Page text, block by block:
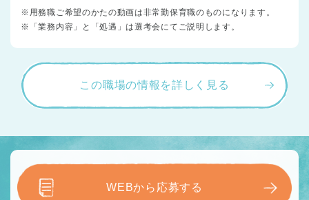
※用務職ご希望のかたの動画は非常勤保育職のものになります。
※「業務内容」と「処遇」は選考会にてご説明します。
この職場の情報を詳しく見る
WEBから応募する